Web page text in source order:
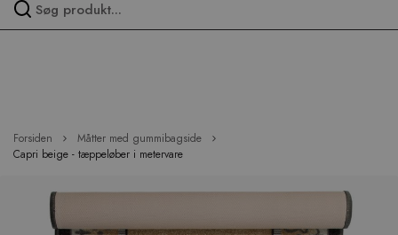
Forsiden
Måtter med gummibagside
Capri beige - tæppeløber i metervare
slutningen